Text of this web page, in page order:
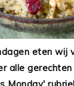
eten wij
alle